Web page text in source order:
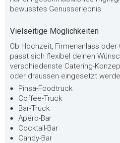
bewusstes Genusserlebnis.
Vielseitige Möglichkeiten
Ob Hochzeit, Firmenanlass
passt sich flexibel deinen
verschiedenste Catering-
oder draussen eingesetzt
Pinsa-Foodtruck
Coffee-Truck
Bar-Truck
Apéro-Bar
Cocktail-Bar
Candy-Bar